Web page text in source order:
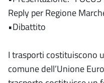
Reply per Regione
•Dibattito
I trasporti costituiscono
comune dell’Unione